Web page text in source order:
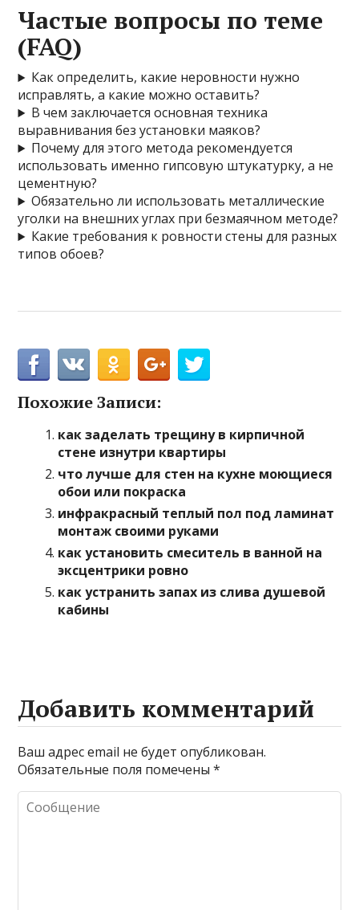
Частые вопросы по теме
(FAQ)
Как определить, какие неровности нужно
исправлять, а какие можно оставить?
В чем заключается основная техника
выравнивания без установки маяков?
Почему для этого метода рекомендуется
использовать именно гипсовую штукатурку, а не
цементную?
Обязательно ли использовать металлические
уголки на внешних углах при безмаячном методе?
Какие требования к ровности стены для разных
типов обоев?
Похожие Записи:
как заделать трещину в кирпичной
стене изнутри квартиры
что лучше для стен на кухне моющиеся
обои или покраска
инфракрасный теплый пол под ламинат
монтаж своими руками
как установить смеситель в ванной на
эксцентрики ровно
как устранить запах из слива душевой
кабины
Добавить комментарий
Ваш адрес email не будет опубликован.
Обязательные поля помечены*